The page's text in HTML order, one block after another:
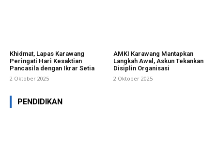
Khidmat, Lapas Karawang
Peringati Hari Kesaktian
Pancasila dengan Ikrar Setia
2 Oktober 2025
AMKI Karawang Mantapkan
Langkah Awal, Askun Tekankan
Disiplin Organisasi
2 Oktober 2025
PENDIDIKAN